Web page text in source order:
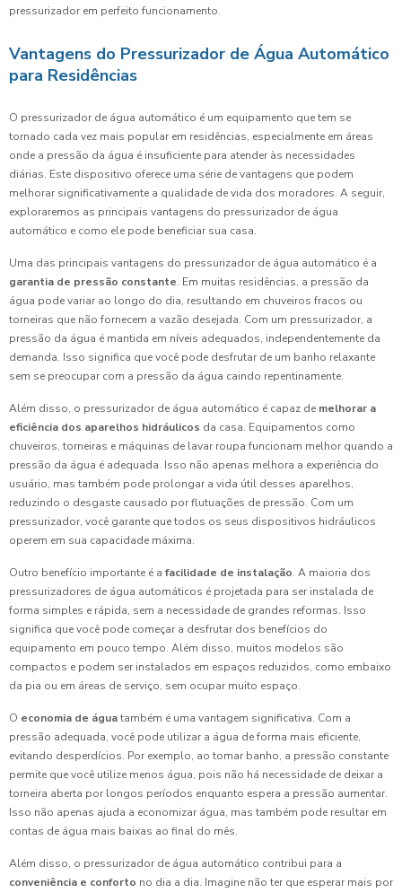
pressurizador em perfeito funcionamento.
Vantagens do Pressurizador de Água Automático
para Residências
O pressurizador de água automático é um equipamento que tem se
tornado cada vez mais popular em residências, especialmente em áreas
onde a pressão da água é insuficiente para atender às necessidades
diárias. Este dispositivo oferece uma série de vantagens que podem
melhorar significativamente a qualidade de vida dos moradores. A seguir,
exploraremos as principais vantagens do pressurizador de água
automático e como ele pode beneficiar sua casa.
Uma das principais vantagens do pressurizador de água automático é a
garantia de pressão constante. Em muitas residências, a pressão da
água pode variar ao longo do dia, resultando em chuveiros fracos ou
torneiras que não fornecem a vazão desejada. Com um pressurizador, a
pressão da água é mantida em níveis adequados, independentemente da
demanda. Isso significa que você pode desfrutar de um banho relaxante
sem se preocupar com a pressão da água caindo repentinamente.
Além disso, o pressurizador de água automático é capaz de melhorar a
eficiência dos aparelhos hidráulicos da casa. Equipamentos como
chuveiros, torneiras e máquinas de lavar roupa funcionam melhor quando a
pressão da água é adequada. Isso não apenas melhora a experiência do
usuário, mas também pode prolongar a vida útil desses aparelhos,
reduzindo o desgaste causado por flutuações de pressão. Com um
pressurizador, você garante que todos os seus dispositivos hidráulicos
operem em sua capacidade máxima.
Outro benefício importante é a facilidade de instalação. A maioria dos
pressurizadores de água automáticos é projetada para ser instalada de
forma simples e rápida, sem a necessidade de grandes reformas. Isso
significa que você pode começar a desfrutar dos benefícios do
equipamento em pouco tempo. Além disso, muitos modelos são
compactos e podem ser instalados em espaços reduzidos, como embaixo
da pia ou em áreas de serviço, sem ocupar muito espaço.
O economia de águatambém é uma vantagem significativa. Com a
pressão adequada, você pode utilizar a água de forma mais eficiente,
evitando desperdícios. Por exemplo, ao tomar banho, a pressão constante
permite que você utilize menos água, pois não há necessidade de deixar a
torneira aberta por longos períodos enquanto espera a pressão aumentar.
Isso não apenas ajuda a economizar água, mas também pode resultar em
contas de água mais baixas ao final do mês.
Além disso, o pressurizador de água automático contribui para a
conveniência e conforto no dia a dia. Imagine não ter que esperar mais por